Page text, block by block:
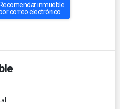
Recomendar inmueble
correo electrónico